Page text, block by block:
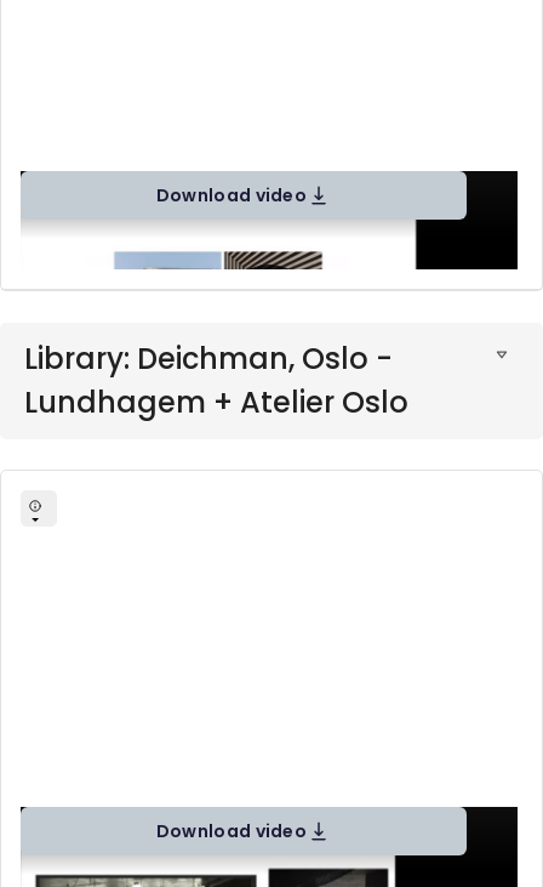
Download video
Library: Deichman, Oslo -
Lundhagem + Atelier Oslo
Download video